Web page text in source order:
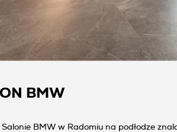
BMW
BMW w Radomiu na podłodze